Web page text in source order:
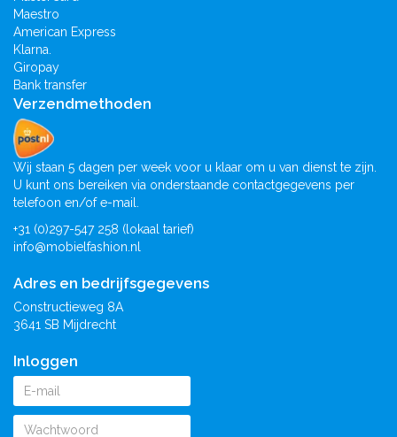
Maestro
American Express
Klarna.
Giropay
Bank transfer
Verzendmethoden
Wij staan 5 dagen per week voor u klaar om u van dienst te zijn.
U kunt ons bereiken via onderstaande contactgegevens per
telefoon en/of e-mail.
+31 (0)297-547 258 (lokaal tarief)
info@mobielfashion.nl
Adres en bedrijfsgegevens
Constructieweg 8A
3641 SB Mijdrecht
Inloggen